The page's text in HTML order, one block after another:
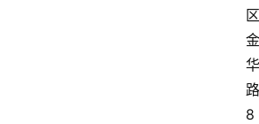
区
金
华
路
8